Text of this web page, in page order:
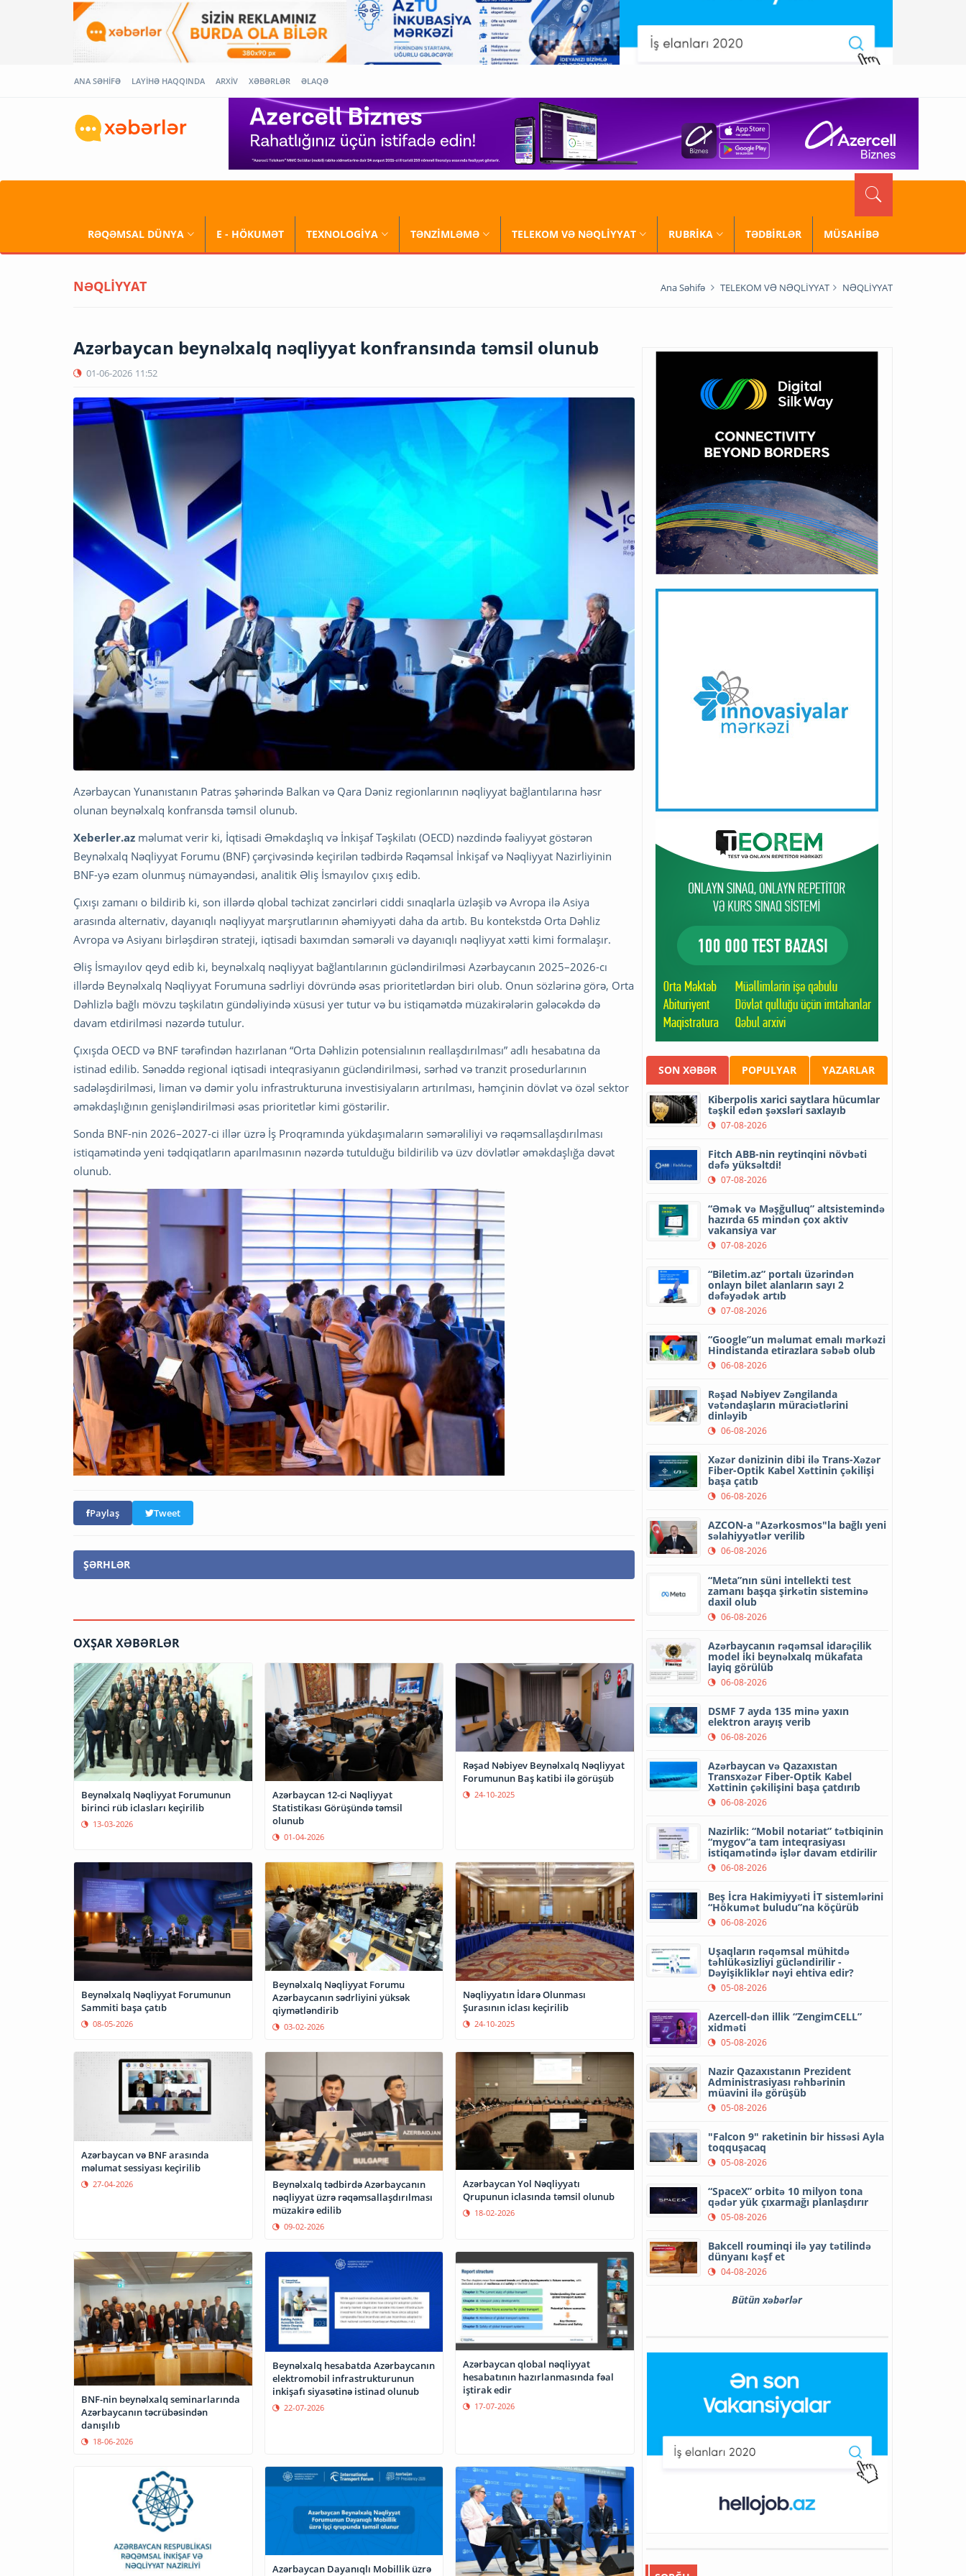
ANA SƏHİFƏ LAYİHƏ HAQQINDA ARXİV XƏBƏRLƏR ƏLAQƏ
RƏQƏMSAL DÜNYA E - HÖKUMƏT TEXNOLOGİYA TƏNZİMLƏMƏ TELEKOM VƏ NƏQLİYYAT RUBRİKA TƏDBİRLƏR MÜSAHİBƏ
NƏQLİYYAT Ana Səhifə TELEKOM VƏ NƏQLİYYAT NƏQLİYYAT
Azərbaycan beynəlxalq nəqliyyat konfransında təmsil olunub
01-06-2026 11:52
Azərbaycan Yunanıstanın Patras şəhərində Balkan və Qara Dəniz regionlarının nəqliyyat bağlantılarına həsr
olunan beynəlxalq konfransda təmsil olunub.
Xeberler.az məlumat verir ki, İqtisadi Əməkdaşlıq və İnkişaf Təşkilatı (OECD) nəzdində fəaliyyət göstərən
Beynəlxalq Nəqliyyat Forumu (BNF) çərçivəsində keçirilən tədbirdə Rəqəmsal İnkişaf və Nəqliyyat Nazirliyinin
BNF-yə ezam olunmuş nümayəndəsi, analitik Əliş İsmayılov çıxış edib.
Çıxışı zamanı o bildirib ki, son illərdə qlobal təchizat zəncirləri ciddi sınaqlarla üzləşib və Avropa ilə Asiya
arasında alternativ, dayanıqlı nəqliyyat marşrutlarının əhəmiyyəti daha da artıb. Bu kontekstdə Orta Dəhliz
Avropa və Asiyanı birləşdirən strateji, iqtisadi baxımdan səmərəli və dayanıqlı nəqliyyat xətti kimi formalaşır.
Əliş İsmayılov qeyd edib ki, beynəlxalq nəqliyyat bağlantılarının gücləndirilməsi Azərbaycanın 2025–2026-cı
illərdə Beynəlxalq Nəqliyyat Forumuna sədrliyi dövründə əsas prioritetlərdən biri olub. Onun sözlərinə görə, Orta
Dəhlizlə bağlı mövzu təşkilatın gündəliyində xüsusi yer tutur və bu istiqamətdə müzakirələrin gələcəkdə də
davam etdirilməsi nəzərdə tutulur.
Çıxışda OECD və BNF tərəfindən hazırlanan “Orta Dəhlizin potensialının reallaşdırılması” adlı hesabatına da
istinad edilib. Sənəddə regional iqtisadi inteqrasiyanın gücləndirilməsi, sərhəd və tranzit prosedurlarının
sadələşdirilməsi, liman və dəmir yolu infrastrukturuna investisiyaların artırılması, həmçinin dövlət və özəl sektor
əməkdaşlığının genişləndirilməsi əsas prioritetlər kimi göstərilir.
Sonda BNF-nin 2026–2027-ci illər üzrə İş Proqramında yükdaşımaların səmərəliliyi və rəqəmsallaşdırılması
istiqamətində yeni tədqiqatların aparılmasının nəzərdə tutulduğu bildirilib və üzv dövlətlər əməkdaşlığa dəvət
olunub.
Paylaş Tweet
ŞƏRHLƏR
OXŞAR XƏBƏRLƏR
Beynəlxalq Nəqliyyat Forumunun
birinci rüb iclasları keçirilib
13-03-2026
Azərbaycan 12-ci Nəqliyyat
Statistikası Görüşündə təmsil
olunub
01-04-2026
Rəşad Nəbiyev Beynəlxalq Nəqliyyat
Forumunun Baş katibi ilə görüşüb
24-10-2025
Beynəlxalq Nəqliyyat Forumunun
Sammiti başa çatıb
08-05-2026
Beynəlxalq Nəqliyyat Forumu
Azərbaycanın sədrliyini yüksək
qiymətləndirib
03-02-2026
Nəqliyyatın İdarə Olunması
Şurasının iclası keçirilib
24-10-2025
Azərbaycan və BNF arasında
məlumat sessiyası keçirilib
27-04-2026
Beynəlxalq tədbirdə Azərbaycanın
nəqliyyat üzrə rəqəmsallaşdırılması
müzakirə edilib
09-02-2026
Azərbaycan Yol Nəqliyyatı
Qrupunun iclasında təmsil olunub
18-02-2026
BNF-nin beynəlxalq seminarlarında
Azərbaycanın təcrübəsindən
danışılıb
18-06-2026
Beynəlxalq hesabatda Azərbaycanın
elektromobil infrastrukturunun
inkişafı siyasətinə istinad olunub
22-07-2026
Azərbaycan qlobal nəqliyyat
hesabatının hazırlanmasında fəal
iştirak edir
17-07-2026
Azərbaycan Dayanıqlı Mobillik üzrə
SON XƏBƏR POPULYAR YAZARLAR
Kiberpolis xarici saytlara hücumlar
təşkil edən şəxsləri saxlayıb
07-08-2026
Fitch ABB-nin reytinqini növbəti
dəfə yüksəltdi!
07-08-2026
“Əmək və Məşğulluq” altsistemində
hazırda 65 mindən çox aktiv
vakansiya var
07-08-2026
“Biletim.az” portalı üzərindən
onlayn bilet alanların sayı 2
dəfəyədək artıb
07-08-2026
“Google”un məlumat emalı mərkəzi
Hindistanda etirazlara səbəb olub
06-08-2026
Rəşad Nəbiyev Zəngilanda
vətəndaşların müraciətlərini
dinləyib
06-08-2026
Xəzər dənizinin dibi ilə Trans-Xəzər
Fiber-Optik Kabel Xəttinin çəkilişi
başa çatıb
06-08-2026
AZCON-a "Azərkosmos"la bağlı yeni
səlahiyyətlər verilib
06-08-2026
“Meta”nın süni intellekti test
zamanı başqa şirkətin sisteminə
daxil olub
06-08-2026
Azərbaycanın rəqəmsal idarəçilik
model iki beynəlxalq mükafata
layiq görülüb
06-08-2026
DSMF 7 ayda 135 minə yaxın
elektron arayış verib
06-08-2026
Azərbaycan və Qazaxıstan
Transxəzər Fiber-Optik Kabel
Xəttinin çəkilişini başa çatdırıb
06-08-2026
Nazirlik: “Mobil notariat” tətbiqinin
“mygov”a tam inteqrasiyası
istiqamətində işlər davam etdirilir
06-08-2026
Beş İcra Hakimiyyəti İT sistemlərini
“Hökumət buludu”na köçürüb
06-08-2026
Uşaqların rəqəmsal mühitdə
təhlükəsizliyi gücləndirilir -
Dəyişikliklər nəyi ehtiva edir?
05-08-2026
Azercell-dən illik “ZengimCELL”
xidməti
05-08-2026
Nazir Qazaxıstanın Prezident
Administrasiyası rəhbərinin
müavini ilə görüşüb
05-08-2026
"Falcon 9" raketinin bir hissəsi Ayla
toqquşacaq
05-08-2026
“SpaceX” orbitə 10 milyon tona
qədər yük çıxarmağı planlaşdırır
05-08-2026
Bakcell rouminqi ilə yay tətilində
dünyanı kəşf et
04-08-2026
Bütün xəbərlər